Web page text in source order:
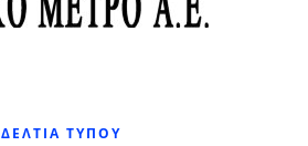
ΔΕΛΤΊΑ ΤΎΠΟΥ